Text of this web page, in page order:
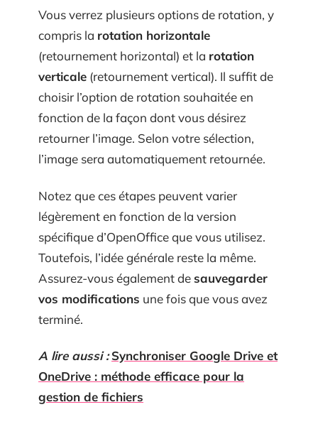
Vous verrez plusieurs options de rotation, y
compris la rotation horizontale
(retournement horizontal) et la rotation
verticale (retournement vertical). Il suffit de
choisir l’option de rotation souhaitée en
fonction de la façon dont vous désirez
retourner l’image. Selon votre sélection,
l’image sera automatiquement retournée.
Notez que ces étapes peuvent varier
légèrement en fonction de la version
spécifique d’OpenOffice que vous utilisez.
Toutefois, l’idée générale reste la même.
Assurez-vous également desauvegarder
vos modifications une fois que vous avez
terminé.
A lire aussi : Synchroniser Google Drive et
OneDrive : méthode efficace pour la
gestion de fichiers